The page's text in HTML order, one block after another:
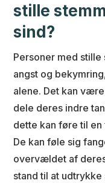
stille
sind?
Personer med
angst og
alene. Det kan
dele deres indre
dette kan føre til
De kan føle sig
overvældet af
stand til at